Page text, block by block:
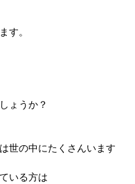
す。
ょうか？
世の中にたくさんいます
いる方は